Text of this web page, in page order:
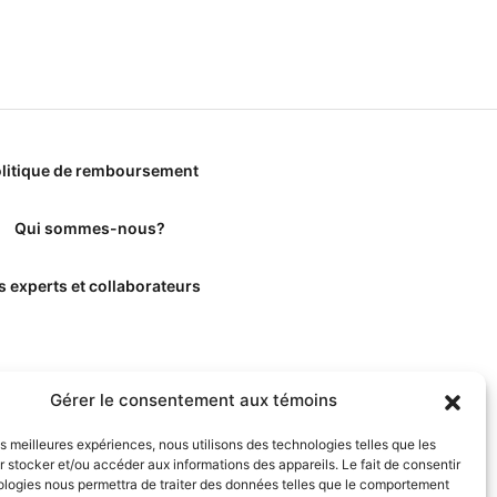
Gérer le consentement aux témoins
meilleures expériences, nous utilisons des technologies telles que les
stocker et/ou accéder aux informations des appareils. Le fait de consentir
nous permettra de traiter des données telles que le comportement
de remboursement
Qui sommes-nous?
experts et collaborateurs